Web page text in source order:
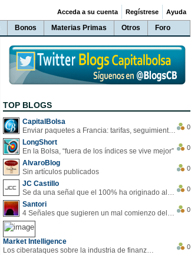
Bonos Materias Primas Otros Foro
Acceda a su cuenta Regístrese Ayuda
TOP BLOGS
CapitalBolsa
Enviar paquetes a Francia: tarifas, seguimiento y ventajas destacadas
0
LongShort
En la Bolsa, “fuera de los índices se vive mejor”
0
AlvaroBlog
Sin artículos publicados
0
JC Castillo
Se da una señal que el 100% ha originado alzas en las bolsas
0
Santori
4 Señales que sugieren un mal comienzo del 3T de la economía EEUU
0
Market Intelligence
Los ciberataques sobre la industria de finanzas se han duplicado este año
0